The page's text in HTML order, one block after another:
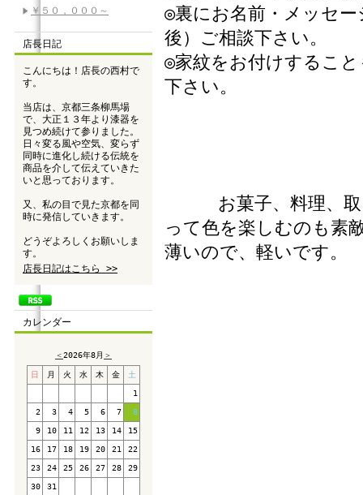
￥５０，０００～
店長日記
こんにちは！店長の西村で
す。
当店は、京都三条柳馬場
で、大正１３年より漆器を
見つめ続けて参りました。
日々変る風や空気、変らず
同時に進化し続ける伝統を
商品を介して伝えていきた
いと思っております。
又、私の目で見た京都を同
時に発信していきます。
どうぞよろしくお願いしま
す。
店長日記はこちら >>
カレンダー
＜2026年8月 ＞
日 月 火 水 木 金 土
1
2 3 4 5 6 7 8
9 10 11 12 13 14 15
16 17 18 19 20 21 22
23 24 25 26 27 28 29
30 31
◎裏にお名前・メッセ
後）ご相談下さい。
◎家紋をお付けするこ
下さい。
お菓子、料理、取
って色を楽しむの
薄いので、軽いです。